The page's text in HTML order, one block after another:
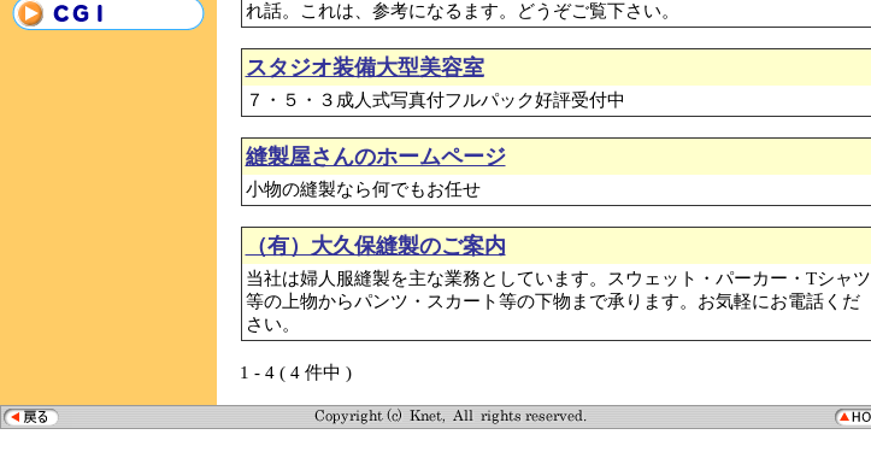
れ話。これは、参考になるます。どうぞご覧下さい。
スタジオ装備大型美容室
７・５・３成人式写真付フルパック好評受付中
縫製屋さんのホームページ
小物の縫製なら何でもお任せ
（有）大久保縫製のご案内
当社は婦人服縫製を主な業務としています。スウェット・パーカー・Tシャツ
等の上物からパンツ・スカート等の下物まで承ります。お気軽にお電話くだ
さい。
1 - 4 ( 4 件中 )